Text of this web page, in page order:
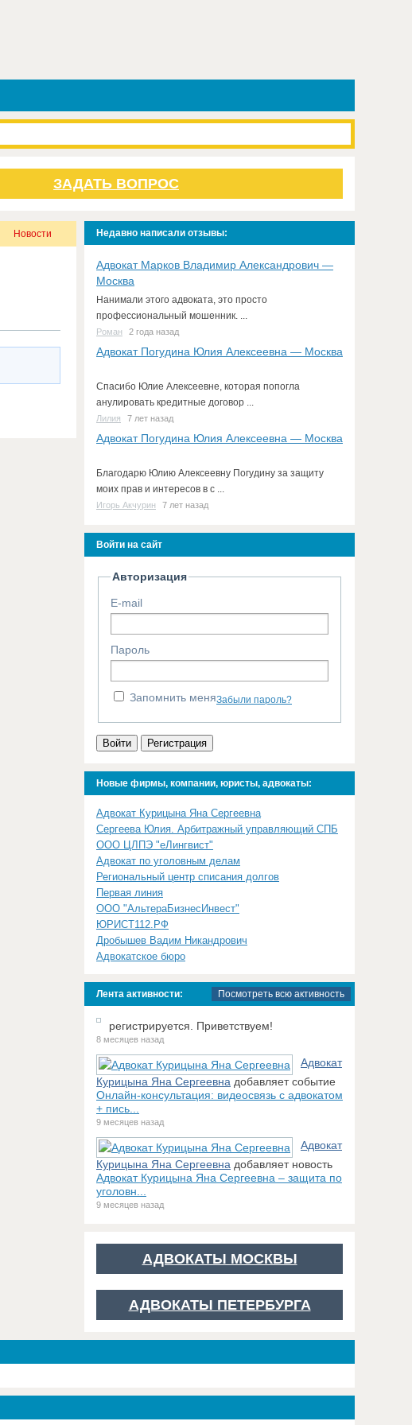
ЗАДАТЬ ВОПРОС
Новости Недавно написали отзывы:
Адвокат Марков Владимир Александрович —
Москва
Нанимали этого адвоката, это просто
профессиональный мошенник. ...
Роман 2 года назад
Адвокат Погудина Юлия Алексеевна — Москва
Спасибо Юлие Алексеевне, которая попогла
анулировать кредитные договор ...
Лилия 7 лет назад
Адвокат Погудина Юлия Алексеевна — Москва
Благодарю Юлию Алексеевну Погудину за защиту
моих прав и интересов в с ...
Игорь Акчурин 7 лет назад
Войти на сайт
Авторизация
E-mail
Пароль
Запомнить меняЗабыли пароль?
Войти Регистрация
Новые фирмы, компании, юристы, адвокаты:
Адвокат Курицына Яна Сергеевна
Сергеева Юлия. Арбитражный управляющий СПБ
ООО ЦЛПЭ "еЛингвист"
Адвокат по уголовным делам
Региональный центр списания долгов
Первая линия
ООО "АльтераБизнесИнвест"
ЮРИСТ112.РФ
Дробышев Вадим Никандрович
Адвокатское бюро
Лента активности: Посмотреть всю активность
регистрируется. Приветствуем!
8 месяцев назад
Адвокат
Курицына Яна Сергеевна добавляет событие
Онлайн-консультация: видеосвязь с адвокатом
+ пись...
9 месяцев назад
Адвокат
Курицына Яна Сергеевна добавляет новость
Адвокат Курицына Яна Сергеевна – защита по
уголовн...
9 месяцев назад
АДВОКАТЫ МОСКВЫ
АДВОКАТЫ ПЕТЕРБУРГА